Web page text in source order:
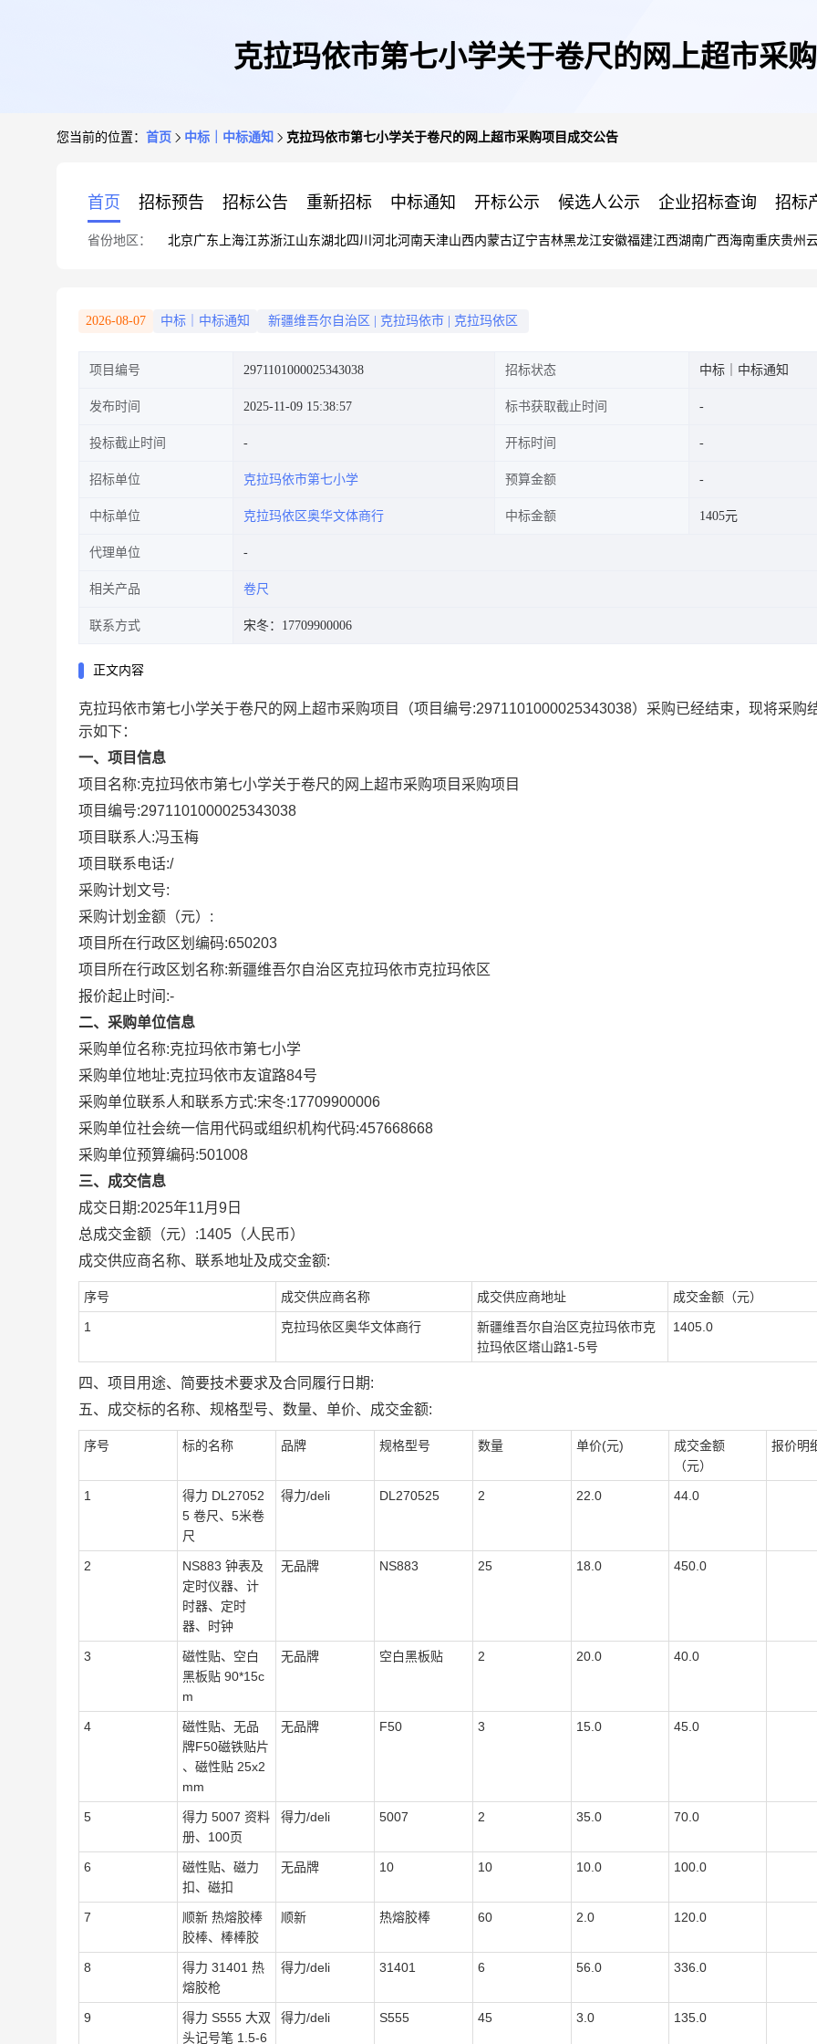
克拉玛依市第七小学关于卷尺的网上超市采
您当前的位置： 首页 中标｜中标通知 克拉玛依市第七小学关于卷尺的网上超市采购项目成交公告
首页 招标预告 招标公告 重新招标 中标通知 开标公示 候选人公示 企业招标查询 招标
省份地区： 北京广东 上海江苏浙江山东湖北四川 河北河南天津山西内蒙古辽宁吉林黑龙江安徽福建江西湖南广西海南重庆贵州
2026-08-07 中标｜中标通知 新疆维吾尔自治区 克拉玛依市 克拉玛依区
项目编号 2971101000025343038 招标状态 中标｜中标通知
发布时间 2025-11-09 15:38:57 标书获取截止时间
投标截止时间 开标时间
招标单位 克拉玛依市第七小学 预算金额
中标单位 克拉玛依区奥华文体商行 中标金额 1405元
代理单位
相关产品 卷尺
联系方式 宋冬：17709900006
正文内容
克拉玛依市第七小学关于卷尺的网上超市采购项目 （项目编号:2971101000025343038）采购已经结束，现将采购
示如下：
一、项目信息
项目名称:克拉玛依市第七小学关于卷尺的网上超市采购项目 采购项目
项目编号:2971101000025343038
项目联系人:冯玉梅
项目联系电话:/
采购计划文号:
采购计划金额（元）:
项目所在行政区划编码:650203
项目所在行政区划名称:新疆维吾尔自治区克拉玛依市克拉玛依区
报价起止时间:-
二、采购单位信息
采购单位名称:克拉玛依市第七小学
采购单位地址:克拉玛依市友谊路84号
采购单位联系人和联系方式:宋冬:17709900006
采购单位社会统一信用代码或组织机构代码:457668668
采购单位预算编码:501008
三、成交信息
成交日期:2025年11月9日
总成交金额（元）:1405 （人民币）
成交供应商名称、联系地址及成交金额:
序号 成交供应商名称 成交供应商地址 成交金额（元）
1 克拉玛依区奥华文体商行
新疆维吾尔自治区克拉玛依市克
拉玛依区塔山路1-5号
1405.0
四、项目用途、简要技术要求及合同履行日期:
五、成交标的名称、规格型号、数量、单价、成交金额:
序号 标的名称 品牌 规格型号 数量 单价(元)
成交金额
（元）
报价明
1
得力 DL27052
5 卷尺、5米卷
尺
得力/deli DL270525 2 22.0 44.0
2
NS883 钟表及
定时仪器、计
时器、定时
器、时钟
无品牌 NS883 25 18.0 450.0
3
磁性贴、空白
黑板贴 90*15c
m
无品牌 空白黑板贴 2 20.0 40.0
4
磁性贴、无品
牌F50磁铁贴片
、磁性贴 25x2
mm
无品牌 F50 3 15.0 45.0
5
得力 5007 资料
册、100页
得力/deli 5007 2 35.0 70.0
6
磁性贴、磁力
扣、磁扣
无品牌 10 10 10.0 100.0
7
顺新 热熔胶棒
胶棒、棒棒胶
顺新 热熔胶棒 60 2.0 120.0
8
得力 31401 热
熔胶枪
得力/deli 31401 6 56.0 336.0
9
得力 S555 大双
头记号笔 1.5-6
得力/deli S555 45 3.0 135.0